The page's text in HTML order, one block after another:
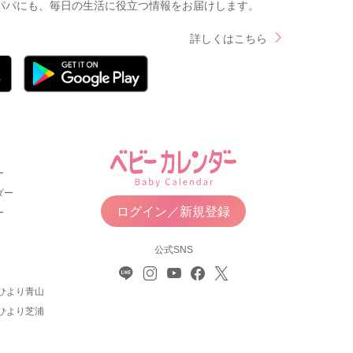
にも、毎日の生活に役立つ情報をお届けします。
詳しくはこちら
ー
より青山
より芝浦
ログイン／新規登録
公式SNS